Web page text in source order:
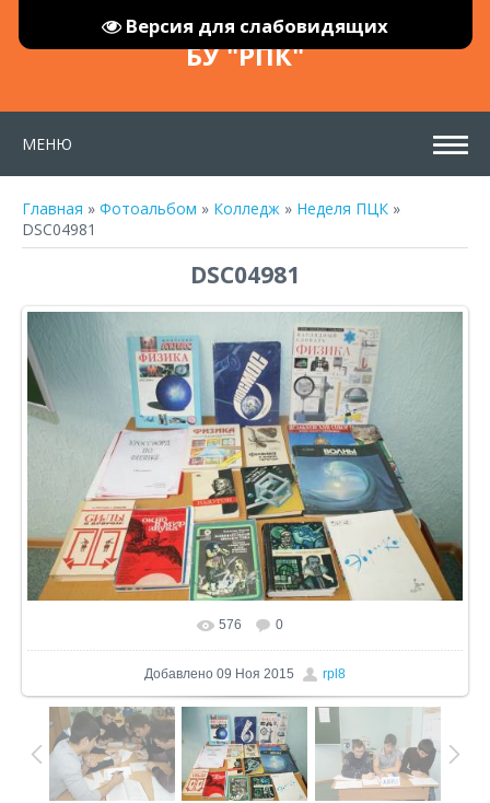
Версия для слабовидящих
БУ "РПК"
МЕНЮ
Главная » Фотоальбом » Колледж » Неделя ПЦК »
DSC04981
DSC04981
В реальном размере 1024x680
576 0
Добавлено 09 Ноя 2015 rpl8